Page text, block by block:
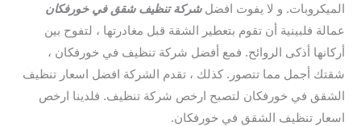
الميكروبات. و لا يفوت افضلشركة تنظيف شقق في خورفكان
عمالة فلبينية أن تقوم بتعطير الشقة قبل مغادرتها ، لتفوح بين
أركانها أذكى الروائح. فمع أفضل شركة تنظيف في خورفكان ،
شقتك أجمل مما تتصور. كذلك ، تقدم الشركة افضل اسعار تنظيف
الشقق في خورفكان لتصبح ارخص شركة تنظيف. فلدينا ارخص
اسعار تنظيف الشقق في خورفكان.